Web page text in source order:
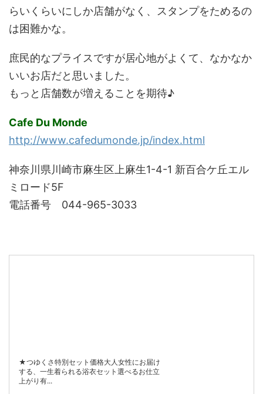
らいくらいにしか店舗がなく、スタンプをためるの
は困難かな。
庶民的なプライスですが居心地がよくて、なかなか
いいお店だと思いました。
もっと店舗数が増えることを期待♪
Cafe Du Monde
http://www.cafedumonde.jp/index.html
神奈川県川崎市麻生区上麻生1-4-1 新百合ケ丘エル
ミロード5F
電話番号 044-965-3033
★つゆくさ特別セット価格大人女性にお届け
する、一生着られる浴衣セット選べるお仕立
上がり有...